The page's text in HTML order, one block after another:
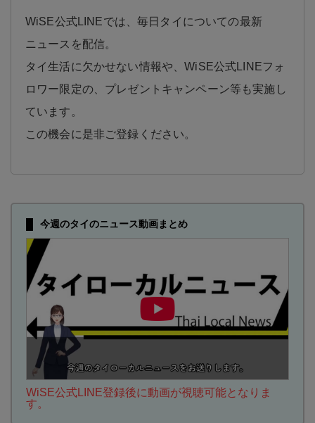
WiSE公式LINEでは、毎日タイについての最新
ニュースを配信。
タイ生活に欠かせない情報や、WiSE公式LINEフォ
ロワー限定の、プレゼントキャンペーン等も実施し
ています。
この機会に是非ご登録ください。
今週のタイのニュース動画まとめ
WiSE公式LINE登録後に動画が視聴可能となりま
す。